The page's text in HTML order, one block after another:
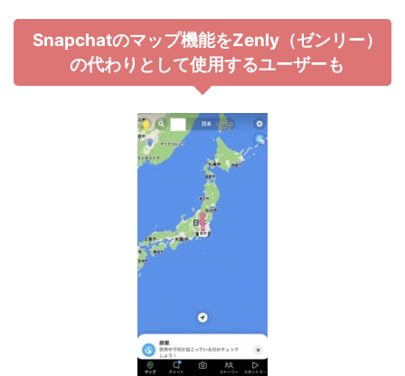
Snapchatのマップ機能をZenly（ゼンリー）
の代わりとして使用するユーザーも